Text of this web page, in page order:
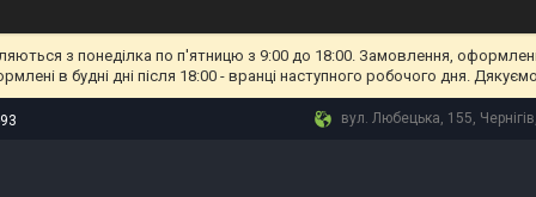
з понеділка по п'ятницю з 9:00 до 18:00. Замовлення,
в будні дні після 18:00 - вранці наступного робочого дня.
вул. Любецька, 155,